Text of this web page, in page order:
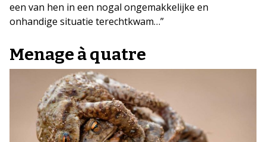
een van hen in een nogal ongemakkelijke en
onhandige situatie terechtkwam…”
Menage à quatre